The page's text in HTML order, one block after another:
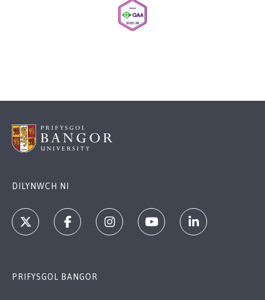
DILYNWCH NI
PRIFYSGOL BANGOR